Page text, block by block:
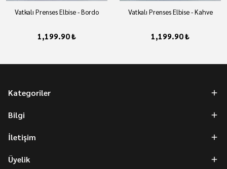
Vatkalı Prenses Elbise - Bordo
1,199.90 ₺
Vatkalı Prenses Elbise - Kahve
1,199.90 ₺
Kategoriler
Bilgi
İletişim
Üyelik